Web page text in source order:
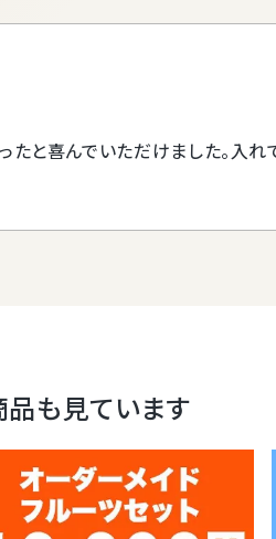
と喜んでいただけました。入
も見ています